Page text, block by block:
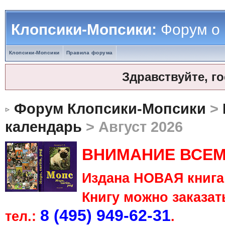
Клопсики-Мопсики:Форум о
Клопсики-Мопсики Правила форума
Здравствуйте,
Форум Клопсики-Мопсики >
календарь > Август 2026
ВНИМАНИЕ
Издана НОВАЯ
Книгу можно
тел.: 8 (495) 949-62-31.